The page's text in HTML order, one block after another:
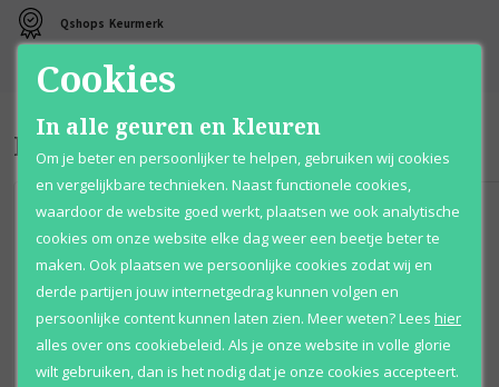
Qshops Keurmerk
Bijpassende producten
Cookies
In alle geuren en kleuren
Om je beter en persoonlijker te helpen, gebruiken wij cookies
en vergelijkbare technieken. Naast functionele cookies,
waardoor de website goed werkt, plaatsen we ook analytische
cookies om onze website elke dag weer een beetje beter te
maken. Ook plaatsen we persoonlijke cookies zodat wij en
derde partijen jouw internetgedrag kunnen volgen en
persoonlijke content kunnen laten zien. Meer weten?Lees hier
alles over ons cookiebeleid. Als je onze website in volle glorie
wilt gebruiken, dan is het nodig dat je onze cookies accepteert.